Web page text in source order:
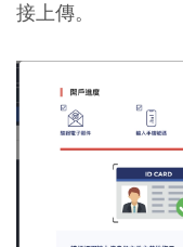
接上傳。